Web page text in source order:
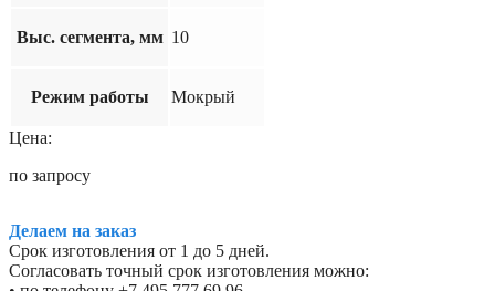
Выс. сегмента, мм 10
Режим работы Мокрый
Цена:
по запросу
Делаем на заказ
Срок изготовления от 1 до 5 дней.
Согласовать точный срок изготовления можно: